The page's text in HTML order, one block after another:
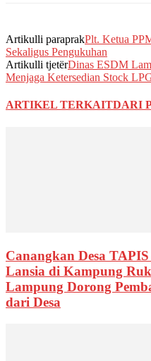
Artikulli paraprakPlt. Ketua
Sekaligus Pengukuhan
Artikulli tjetërDinas ESDM
Menjaga Ketersedian Stock
ARTIKEL TERKAITDARI
Canangkan Desa
Lansia di Kampung
Lampung Dorong
dari Desa